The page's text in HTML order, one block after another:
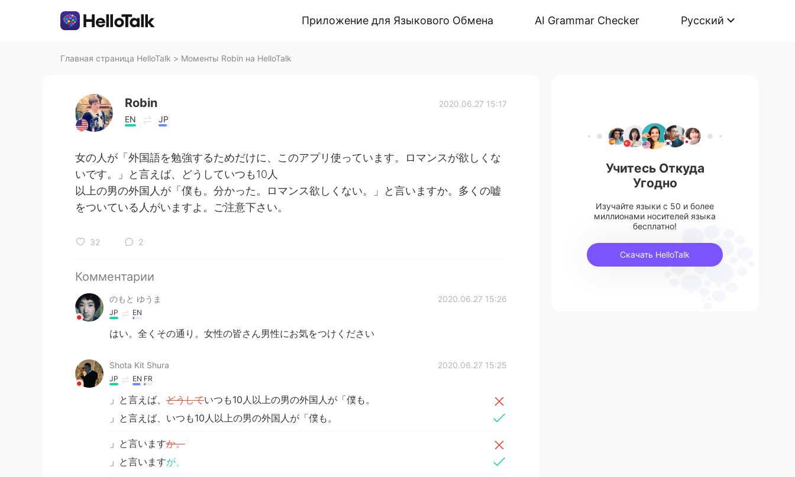
Приложение для Языкового Обмена AI Grammar Checker Русский
Главная страница HelloTalk > Моменты Robin на HelloTalk
Robin
EN JP
2020.06.27 15:17
女の人が「外国語を勉強するためだけに、このアプリ使っています。ロマンスが欲しくな
いです。」と言えば、どうしていつも10人
以上の男の外国人が「僕も。分かった。ロマンス欲しくない。」と言いますか。多くの嘘
をついている人がいますよ。ご注意下さい。
32 2
Комментарии
のもと ゆうま 2020.06.27 15:26
JP EN
はい。全くその通り。女性の皆さん男性にお気をつけください
Shota Kit Shura 2020.06.27 15:25
JP EN FR
」と言えば、 どうしていつも10人以上の男の外国人が「僕も。
」と言えば、いつも10人以上の男の外国人が「僕も。
」と言いますか。
」と言いますが、
Учитесь Откуда
Угодно
Изучайте языки с 50 и более
миллионами носителей языка
бесплатно!
Скачать HelloTalk